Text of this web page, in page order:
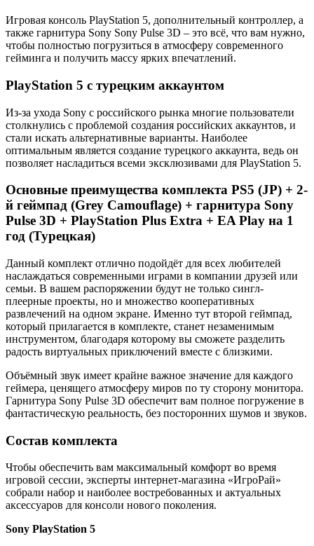
Игровая консоль PlayStation 5, дополнительный контроллер, а
также гарнитура Sony Sony Pulse 3D – это всё, что вам нужно,
чтобы полностью погрузиться в атмосферу современного
гейминга и получить массу ярких впечатлений.
PlayStation 5 с турецким аккаунтом
Из-за ухода Sony с российского рынка многие пользователи
столкнулись с проблемой создания российских аккаунтов, и
стали искать альтернативные варианты. Наиболее
оптимальным является создание турецкого аккаунта, ведь он
позволяет насладиться всеми эксклюзивами для PlayStation 5.
Основные преимущества комплекта PS5 (JP) + 2-
й геймпад (Grey Camouflage) + гарнитура Sony
Pulse 3D + PlayStation Plus Extra + EA Play на 1
год (Турецкая)
Данный комплект отлично подойдёт для всех любителей
наслаждаться современными играми в компании друзей или
семьи. В вашем распоряжении будут не только сингл-
плеерные проекты, но и множество кооперативных
развлечений на одном экране. Именно тут второй геймпад,
который прилагается в комплекте, станет незаменимым
инструментом, благодаря которому вы сможете разделить
радость виртуальных приключений вместе с близкими.
Объёмный звук имеет крайне важное значение для каждого
геймера, ценящего атмосферу миров по ту сторону монитора.
Гарнитура Sony Pulse 3D обеспечит вам полное погружение в
фантастическую реальность, без посторонних шумов и звуков.
Состав комплекта
Чтобы обеспечить вам максимальный комфорт во время
игровой сессии, эксперты интернет-магазина «ИгроРай»
собрали набор и наиболее востребованных и актуальных
аксессуаров для консоли нового поколения.
Sony PlayStation 5